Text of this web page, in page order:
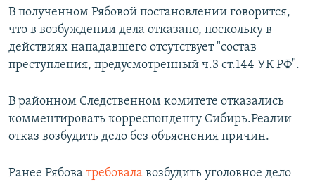
В полученном Рябовой постановлении говорится,
что в возбуждении дела отказано, поскольку в
действиях нападавшего отсутствует "состав
преступления, предусмотренный ч.3 ст.144 УК РФ".
В районном Следственном комитете отказались
комментировать корреспонденту Сибирь.Реалии
отказ возбудить дело без объяснения причин.
Ранее Рябова требовала возбудить уголовное дело